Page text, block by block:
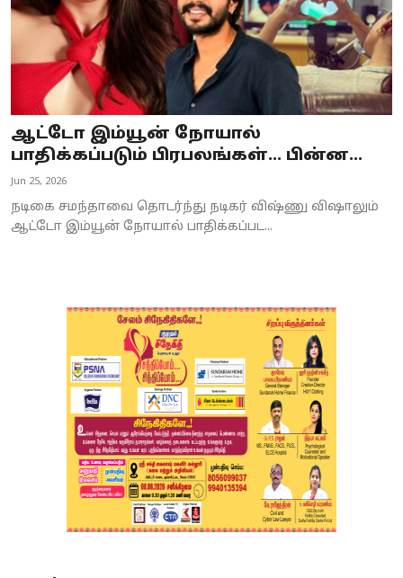
Tamilnadu
National
World
Astrology
Spirituality
Weather
ஆட்டோ இம்யூன் நோயால்
பாதிக்கப்படும் பிரபலங்கள்... பின்ன...
Jun 25, 2026
நடிகை சமந்தாவை தொடர்ந்து நடிகர் விஷ்ணு விஷாலும்
ஆட்டோ இம்யூன் நோயால் பாதிக்கப்பட...